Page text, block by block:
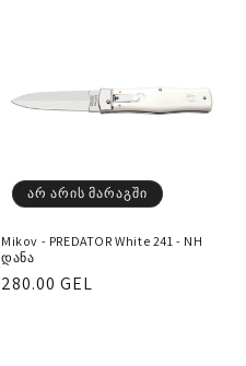
არ არის მარაგში
Mikov - PREDATOR White 241 - NH
დანა
რეგულარული
280.00 GEL